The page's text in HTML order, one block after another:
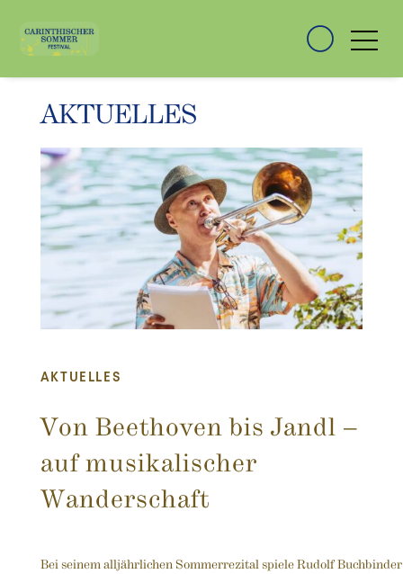
AKTUELLES
AKTUELLES
Von Beethoven bis Jandl –
auf musikalischer
Wanderschaft
Bei seinem alljährlichen Sommerrezital spiele Rudolf